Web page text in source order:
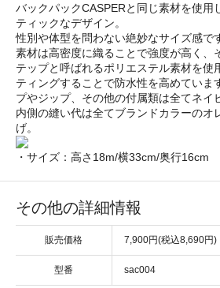
バックパックCASPERと同じ素材を使用
ティックなデザイン。
性別や体型を問わない絶妙なサイズ感で
素材は高密度に織ることで強度が高く、
テップと呼ばれるポリエステル素材を使
ティングすることで防水性を高めていま
プやジップ、その他の付属類は全てネイ
内側の縫い代は全てブランドカラーのオ
げ。
・サイズ：高さ18m/横33cm/奥行16cm
その他の詳細情報
販売価格 7,900円(税込8,690円)
型番 sac004